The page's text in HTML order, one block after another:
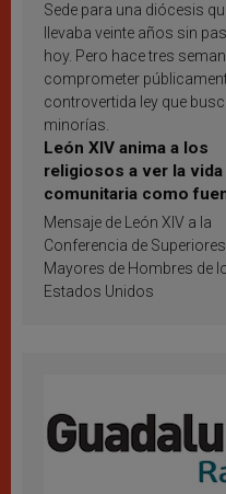
Sede para una diócesis
llevaba veinte años sin
hoy. Pero hace tres
comprometer
controvertida ley que
minorías.
León XIV anima a los
religiosos a ver la vida
comunitaria como
inspiración y
Mensaje de León XIV a la
Conferencia de Superiores
Mayores de Hombres de
Estados Unidos